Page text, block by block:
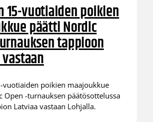
15-vuotiaiden poikien
päätti Nordic
tappioon
vuotiaiden poikien maajoukkue
Open -turnauksen päätösottelussa
Latviaa vastaan Lohjalla.